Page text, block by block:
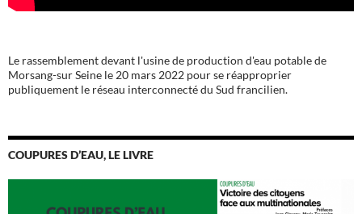
Le rassemblement devant l'usine de production d'eau potable de
Morsang-sur Seine le 20 mars 2022 pour se réapproprier
publiquement le réseau interconnecté du Sud francilien.
COUPURES D’EAU, LE LIVRE